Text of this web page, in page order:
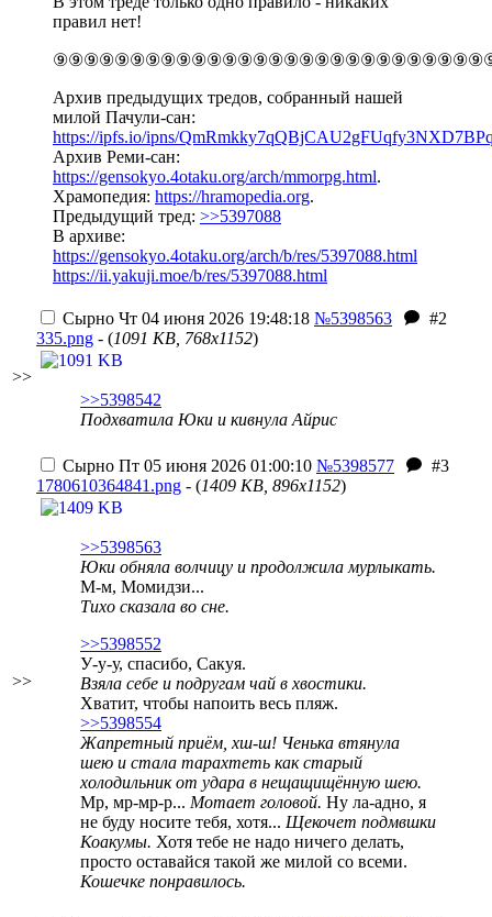
правил нет!
Архив предыдущих тредов, собранный нашей
милой Пачули-сан:
https://ipfs.io/ipns/
Архив Реми-сан:
https://gensokyo.4otaku.org/arch/mmorpg.html.
Храмопедия: https://hramopedia.org.
Предыдущий тред: >>5397088
В архиве:
https://gensokyo.4otaku.org/arch/b/res/5397088.html
https://ii.yakuji.moe/b/res/5397088.html
>>
Сырно Чт 04 июня 2026 19:48:18 №5398563
#2
335.png - (1091 KB, 768x1152)
>>5398542
Подхватила Юки и кивнула Айрис
>>
Сырно Пт 05 июня 2026 01:00:10 №5398577
#3
1780610364841.png - (1409 KB, 896x1152)
>>5398563
Юки обняла волчицу и продолжила мурлыкать.
М-м, Момидзи...
Тихо сказала во сне.
>>5398552
У-у-у, спасибо, Сакуя.
Взяла себе и подругам чай в хвостики.
Хватит, чтобы напоить весь пляж.
>>5398554
Жапретный приём, хш-ш! Ченька втянула
шею и стала тарахтеть как старый
холодильник от удара в нещащищённую шею.
Мр, мр-мр-р... Мотает головой. Ну ла-адно, я
не буду носите тебя, хотя... Щекочет подмвшки
Коакумы. Хотя тебе не надо ничего делать,
просто оставайся такой же милой со всеми.
Кошечке понравилось.